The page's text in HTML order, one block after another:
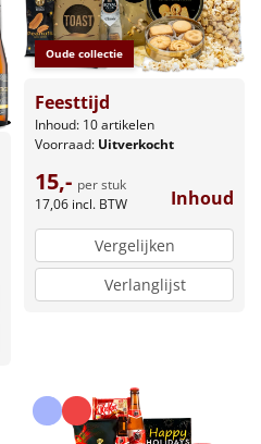
Oude collectie
Feesttijd
Inhoud: 10 artikelen
Voorraad: Uitverkocht
15,- per stuk
17,06 incl. BTW Inhoud
Vergelijken
Verlanglijst